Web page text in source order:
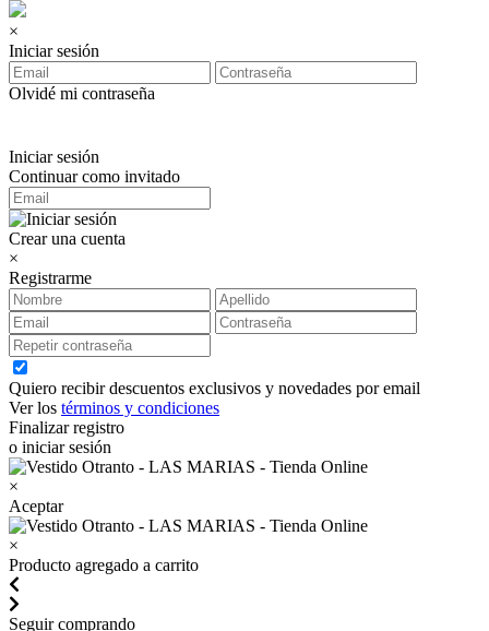
×
Iniciar sesión
Olvidé mi contraseña
Iniciar sesión
Continuar como invitado
Crear una cuenta
×
Registrarme
Quiero recibir descuentos exclusivos y novedades por email
Ver los términos y condiciones
Finalizar registro
o iniciar sesión
×
Aceptar
×
Producto agregado a carrito
Seguir comprando